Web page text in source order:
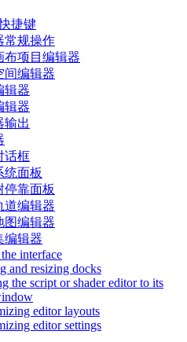
捷键
常规操作
布项目编辑器
间编辑器
辑器
辑器
输出
话框
统面板
停靠面板
道编辑器
图编辑器
编辑器
interface
and resizing docks
the script or shader editor to its
editor layouts
editor settings